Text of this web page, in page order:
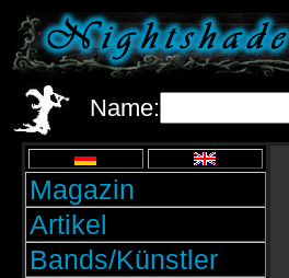
Name:
Magazin
Artikel
Bands/Künstler